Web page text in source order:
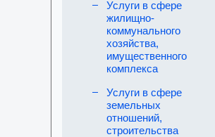
Услуги в сфере
жилищно-
коммунального
хозяйства,
имущественного
комплекса
Услуги в сфере
земельных
отношений,
строительства